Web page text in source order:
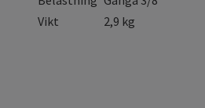
Vikt
2,9 kg